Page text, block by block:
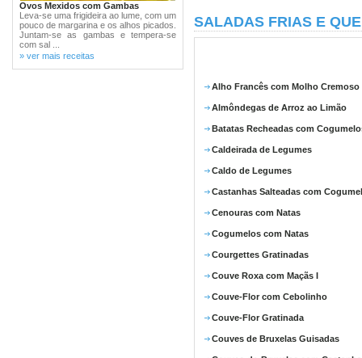
Ovos Mexidos com Gambas
Leva-se uma frigideira ao lume, com um
pouco de margarina e os alhos picados.
Juntam-se as gambas e tempera-se
com sal ...
» ver mais receitas
SALADAS FRIAS E
Alho Francês com Molho Cremoso
Almôndegas de Arroz ao Limão
Batatas Recheadas com
Caldeirada de Legumes
Caldo de Legumes
Castanhas Salteadas com
Cenouras com Natas
Cogumelos com Natas
Courgettes Gratinadas
Couve Roxa com Maçãs I
Couve-Flor com Cebolinho
Couve-Flor Gratinada
Couves de Bruxelas Guisadas